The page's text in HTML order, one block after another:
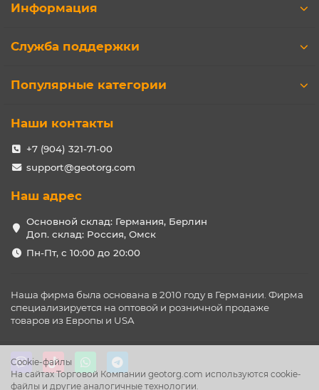
Cookie-файлы
На сайтах Торговой Компании geotorg.com используются cookie-
файлы и другие аналогичные технологии.
Информация
Служба поддержки
Популярные категории
Наши контакты
+7 (904) 321-71-00
support@geotorg.com
Наш адрес
Основной склад: Германия, Берлин
Доп. склад: Россия, Омск
Пн-Пт, с 10:00 до 20:00
Наша фирма была основана в 2010 году в Германии. Фирма
специализируется на оптовой и розничной продаже
товаров из Европы и USA